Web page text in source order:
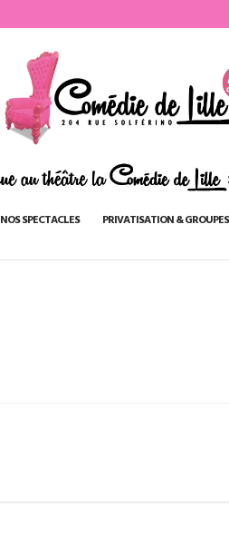
NOS SPECTACLES PRIVATISATION & GROUPES